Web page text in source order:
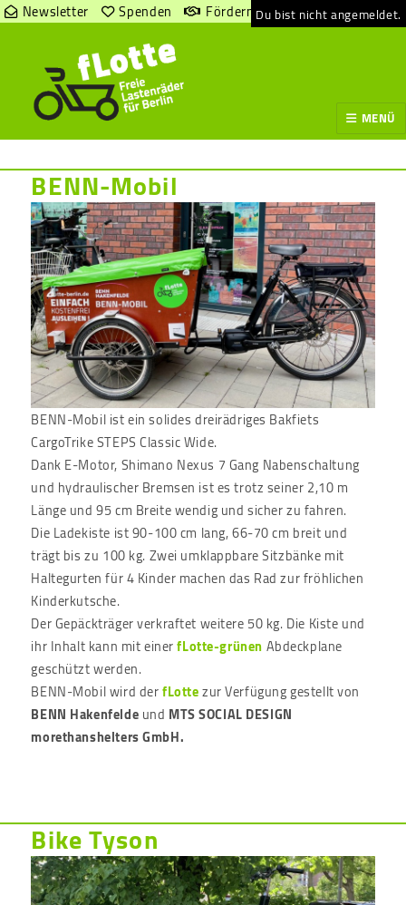
Newsletter Spenden Fördern Du bist nicht angemeldet.
MENÜ
BENN-Mobil
BENN-Mobil ist ein solides dreirädriges Bakfiets
CargoTrike STEPS Classic Wide.
Dank E-Motor, Shimano Nexus 7 Gang Nabenschaltung
und hydraulischer Bremsen ist es trotz seiner 2,10 m
Länge und 95 cm Breite wendig und sicher zu fahren.
Die Ladekiste ist 90-100 cm lang, 66-70 cm breit und
trägt bis zu 100 kg. Zwei umklappbare Sitzbänke mit
Haltegurten für 4 Kinder machen das Rad zur fröhlichen
Kinderkutsche.
Der Gepäckträger verkraftet weitere 50 kg. Die Kiste und
ihr Inhalt kann mit einerfLotte-grünenAbdeckplane
geschützt werden.
BENN-Mobil wird derfLottezur Verfügung gestellt von
BENN Hakenfeldeund MTS SOCIAL DESIGN
morethanshelters GmbH.
Bike Tyson